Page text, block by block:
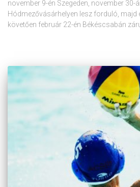
november 9-én Szegeden, november 30-
Hódmezővásárhelyen lesz forduló, majd
követően február 22-én Békéscsabán